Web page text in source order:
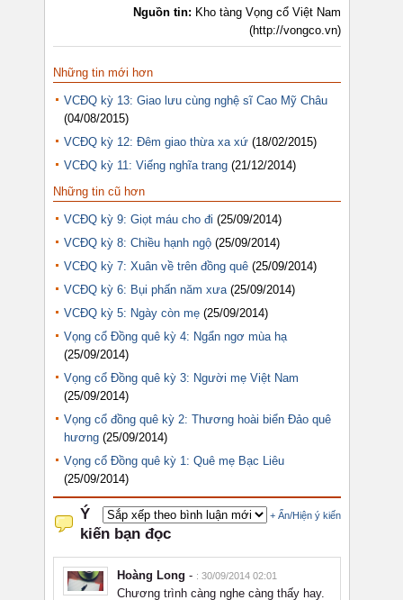
Nguồn tin: Kho tàng Vọng cổ Việt Nam
(http://vongco.vn)
Những tin mới hơn
VCĐQ kỳ 13: Giao lưu cùng nghệ sĩ Cao Mỹ Châu
(04/08/2015)
VCĐQ kỳ 12: Đêm giao thừa xa xứ (18/02/2015)
VCĐQ kỳ 11: Viếng nghĩa trang (21/12/2014)
Những tin cũ hơn
VCĐQ kỳ 9: Giọt máu cho đi (25/09/2014)
VCĐQ kỳ 8: Chiều hạnh ngộ (25/09/2014)
VCĐQ kỳ 7: Xuân về trên đồng quê (25/09/2014)
VCĐQ kỳ 6: Bụi phấn năm xưa (25/09/2014)
VCĐQ kỳ 5: Ngày còn mẹ (25/09/2014)
Vọng cổ Đồng quê kỳ 4: Ngẩn ngơ mùa hạ
(25/09/2014)
Vọng cổ Đồng quê kỳ 3: Người mẹ Việt Nam
(25/09/2014)
Vọng cổ đồng quê kỳ 2: Thương hoài biển Đảo quê
hương (25/09/2014)
Vọng cổ Đồng quê kỳ 1: Quê mẹ Bạc Liêu
(25/09/2014)